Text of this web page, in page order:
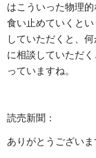
はこういった物理
食い止めていくと
していただくと、
に相談していただ
っていますね。
読売新聞：
ありがとうございま